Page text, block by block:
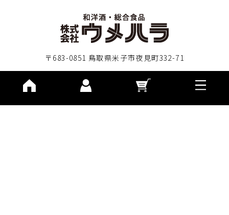
〒683-0851 鳥取県米子市夜見町332-71
TEL.0859-36-8885 0859-36-8886
CONTACT